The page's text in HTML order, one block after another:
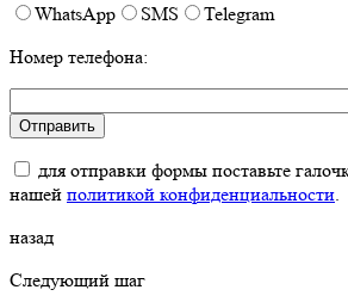
WhatsApp
SMS
Telegram
Номер телефона:
для отправки формы поставьте
нашей политикой конфиденциальности
назад
Следующий шаг